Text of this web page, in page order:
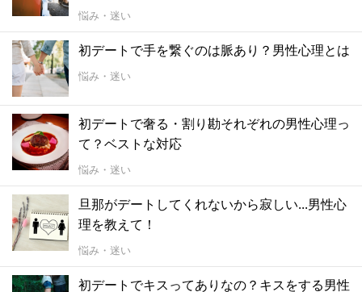
悩み・迷い
初デートで手を繋ぐのは脈あり？男性心理とは
悩み・迷い
初デートで奢る・割り勘それぞれの男性心理っ
て？ベストな対応
悩み・迷い
旦那がデートしてくれないから寂しい...男性心
理を教えて！
悩み・迷い
初デートでキスってありなの？キスをする男性